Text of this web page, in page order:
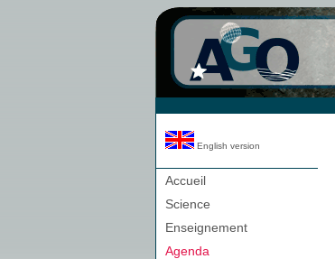
English version
Accueil
Science
Enseignement
Agenda